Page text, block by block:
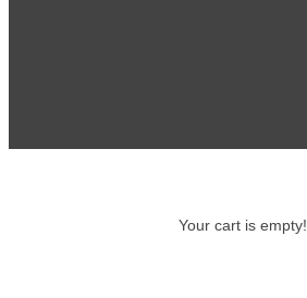
Your cart is empty!